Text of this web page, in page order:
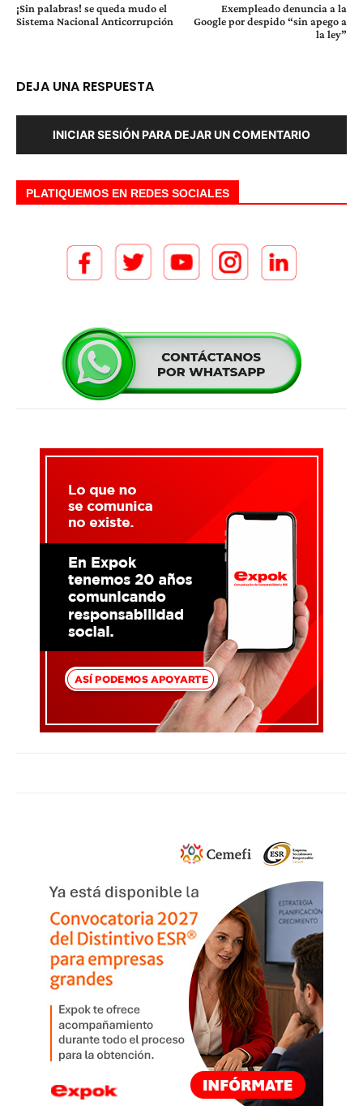
¡Sin palabras! se queda mudo el
Sistema Nacional Anticorrupción
Exempleado denuncia a la
Google por despido “sin apego a
la ley”
DEJA UNA RESPUESTA
INICIAR SESIÓN PARA DEJAR UN COMENTARIO
PLATIQUEMOS EN REDES SOCIALES